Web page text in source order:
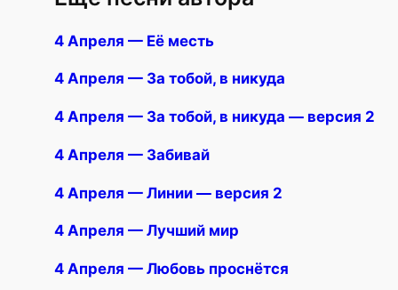
4 Апреля — Её месть
4 Апреля — За тобой, в никуда
4 Апреля — За тобой, в никуда — версия 2
4 Апреля — Забивай
4 Апреля — Линии — версия 2
4 Апреля — Лучший мир
4 Апреля — Любовь проснётся